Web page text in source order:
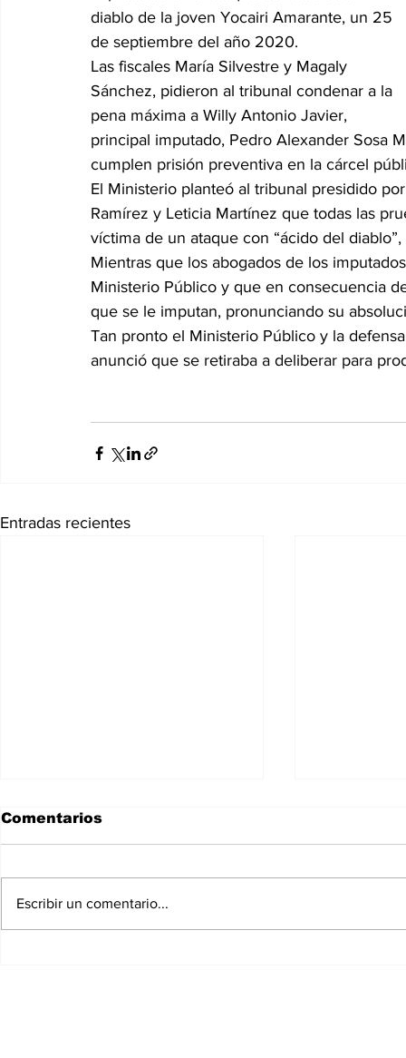
diablo de la joven Yocairi Amarante, un 25
de septiembre del año 2020.
Las fiscales María Silvestre y Magaly
Sánchez, pidieron al tribunal condenar a la
pena máxima a Willy Antonio Javier,
principal imputado, Pedro Alexander Sosa
cumplen prisión preventiva en la cárcel
El Ministerio planteó al tribunal presidido
Ramírez y Leticia Martínez que todas las
víctima de un ataque con “ácido del
Mientras que los abogados de los
Ministerio Público y que en consecuencia
que se le imputan, pronunciando su
Tan pronto el Ministerio Público y la
anunció que se retiraba a deliberar para
Entradas recientes
Comentarios
Escribir un comentario...